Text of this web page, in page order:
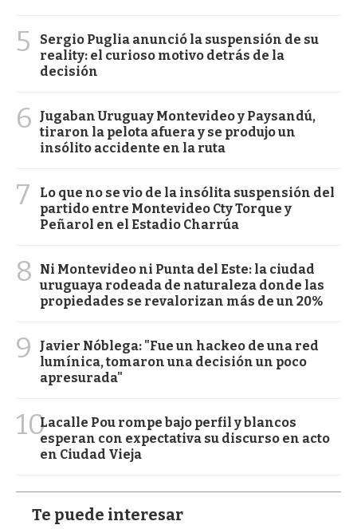
5
Sergio Puglia anunció la suspensión de su
reality: el curioso motivo detrás de la
decisión
6
Jugaban Uruguay Montevideo y Paysandú,
tiraron la pelota afuera y se produjo un
insólito accidente en la ruta
7
Lo que no se vio de la insólita suspensión del
partido entre Montevideo Cty Torque y
Peñarol en el Estadio Charrúa
8
Ni Montevideo ni Punta del Este: la ciudad
uruguaya rodeada de naturaleza donde las
propiedades se revalorizan más de un 20%
9
Javier Nóblega: "Fue un hackeo de una red
lumínica, tomaron una decisión un poco
apresurada"
10Lacalle Pou rompe bajo perfil y blancos
esperan con expectativa su discurso en acto
en Ciudad Vieja
Te puede interesar